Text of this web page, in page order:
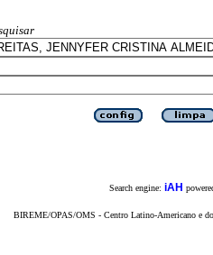
Search engine: iAH
BIREME/OPAS/OMS - Centro Latino-Americano e